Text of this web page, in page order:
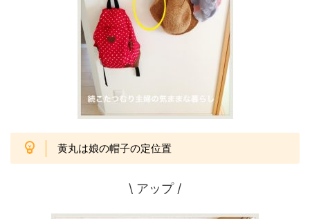
黄丸は娘の帽子の定位置
\ アップ /